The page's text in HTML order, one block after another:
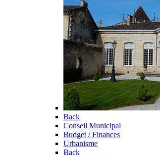
Back
Conseil Municipal
Budget / Finances
Urbanisme
Back